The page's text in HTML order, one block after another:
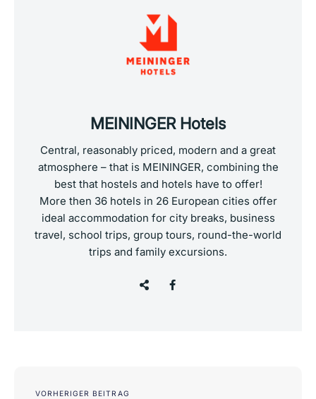
MEININGER Hotels
Central, reasonably priced, modern and a great
atmosphere – that is MEININGER, combining the
best that hostels and hotels have to offer!
More then 36 hotels in 26 European cities offer
ideal accommodation for city breaks, business
travel, school trips, group tours, round-the-world
trips and family excursions.
navigation
VORHERIGER BEITRAG